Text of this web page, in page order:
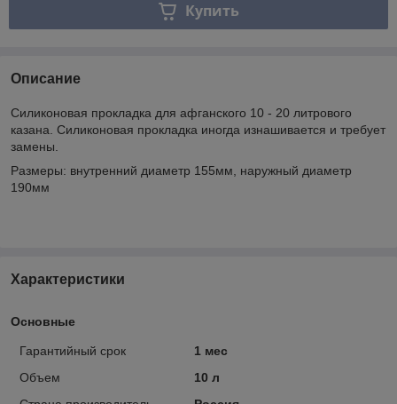
Купить
Описание
Силиконовая прокладка для афганского 10 - 20 литрового
казана. Силиконовая прокладка иногда изнашивается и требует
замены.
Размеры: внутренний диаметр 155мм, наружный диаметр
190мм
Характеристики
Основные
Гарантийный срок
1 мес
Объем
10 л